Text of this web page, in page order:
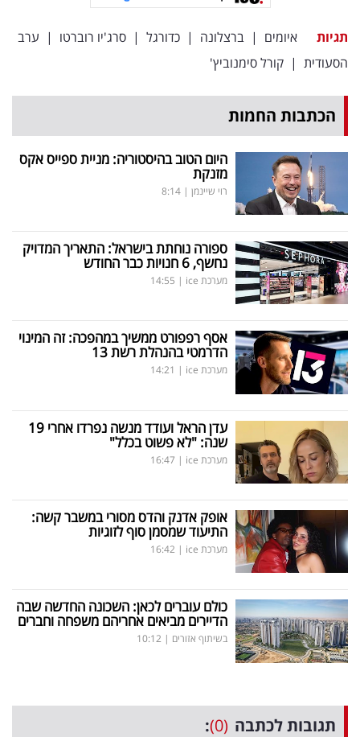
באייס
עקבו
אחרינו:
תגיות איומים | ברצלונה | כדורגל | סרג'יו רוברטו | ערב
הסעודית | קורל סימנוביץ'
הכתבות החמות
היום הטוב בהיסטוריה: מניית ספייס אקס
מזנקת
רוי שיינמן |
8:14
ספורה נוחתת בישראל: התאריך המדויק
נחשף, 6 חנויות כבר החודש
מערכת ice |
14:55
אסף רפפורט ממשיך במהפכה: זה המינוי
הדרמטי בהנהלת רשת 13
מערכת ice |
14:21
עדן הראל ועודד מנשה נפרדו אחרי 19
שנה: "לא פשוט בכלל"
מערכת ice |
16:47
אופק אדנק והדס מסורי במשבר קשה:
התיעוד שמסמן סוף לזוגיות
מערכת ice |
16:42
כולם עוברים לכאן: השכונה החדשה שבה
הדיירים מביאים אחריהם משפחה וחברים
בשיתוף אזורים |
10:12
תגובות לכתבה (0)
: